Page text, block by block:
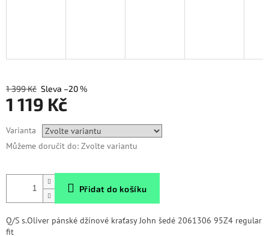
1 399 Kč –20 %
1 119 Kč
cena:
Varianta
Můžeme doručit do: Zvolte variantu
Přidat do košíku
Q/S s.Oliver pánské džínové kraťasy John šedé 2061306 95Z4 regular
fit